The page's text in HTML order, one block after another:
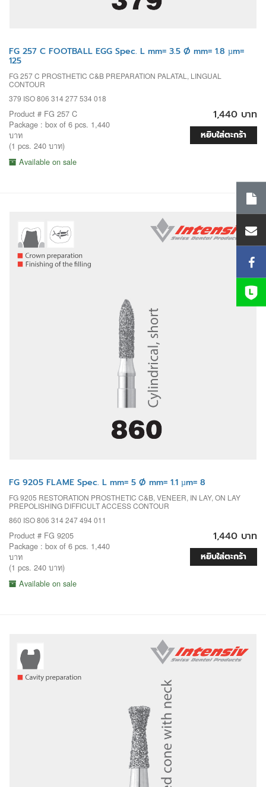
FG 257 C FOOTBALL EGG Spec. L mm= 3.5 Ø mm= 1.8 µm=
125
FG 257 C PROSTHETIC C&B PREPARATION PALATAL, LINGUAL
CONTOUR
379 ISO 806 314 277 534 018
Product # FG 257 C
Package : box of 6 pcs. 1,440
บาท
(1 pcs. 240 บาท)
Available on sale
1,440 บาท
หยิบใส่ตะกร้า
FG 9205 FLAME Spec. L mm= 5 Ø mm= 1.1 µm= 8
FG 9205 RESTORATION PROSTHETIC C&B, VENEER, IN LAY, ON LAY
PREPOLISHING DIFFICULT ACCESS CONTOUR
860 ISO 806 314 247 494 011
Product # FG 9205
Package : box of 6 pcs. 1,440
บาท
(1 pcs. 240 บาท)
Available on sale
1,440 บาท
หยิบใส่ตะกร้า